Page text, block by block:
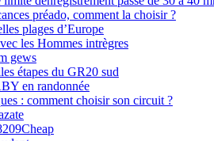
préado, comment la choisir ?
plages d’Europe
les Hommes intrègres
gews
étapes du GR20 sud
en randonnée
: comment choisir son circuit ?